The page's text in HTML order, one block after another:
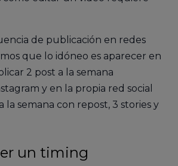
de publicación en redes
que lo idóneo es aparecer en
2 post a la semana
y en la propia red social
la semana con repost, 3 stories y
un timing